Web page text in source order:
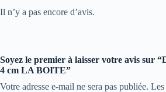
Il n’y a pas encore d’avis.
Soyez le premier à laisser votre avis sur
4 cm LA BOITE”
Votre adresse e-mail ne sera pas publiée. Les